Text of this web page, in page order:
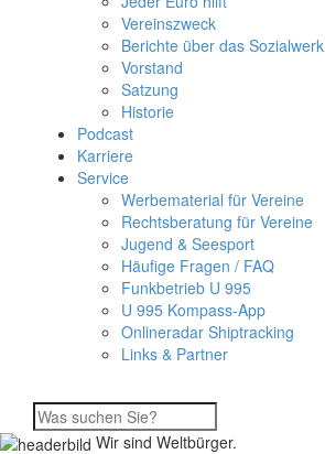
Vereinszweck
Berichte über das Sozialwerk
Vorstand
Satzung
Historie
Podcast
Karriere
Service
Werbematerial für Vereine
Rechtsberatung für Vereine
Jugend & Seesport
Häufige Fragen / FAQ
Funkbetrieb U 995
U 995 Kompass-App
Onlineradar Shiptracking
Links & Partner
Wir sind Weltbürger.